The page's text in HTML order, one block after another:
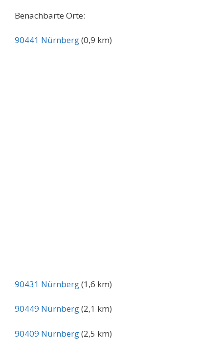
Benachbarte Orte:
90441 Nürnberg(0,9 km)
90431 Nürnberg(1,6 km)
90449 Nürnberg(2,1 km)
90409 Nürnberg(2,5 km)